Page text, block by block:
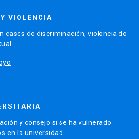
VIOLENCIA
casos de discriminación, violencia de
y consejo si se ha vulnerado
en la universidad.